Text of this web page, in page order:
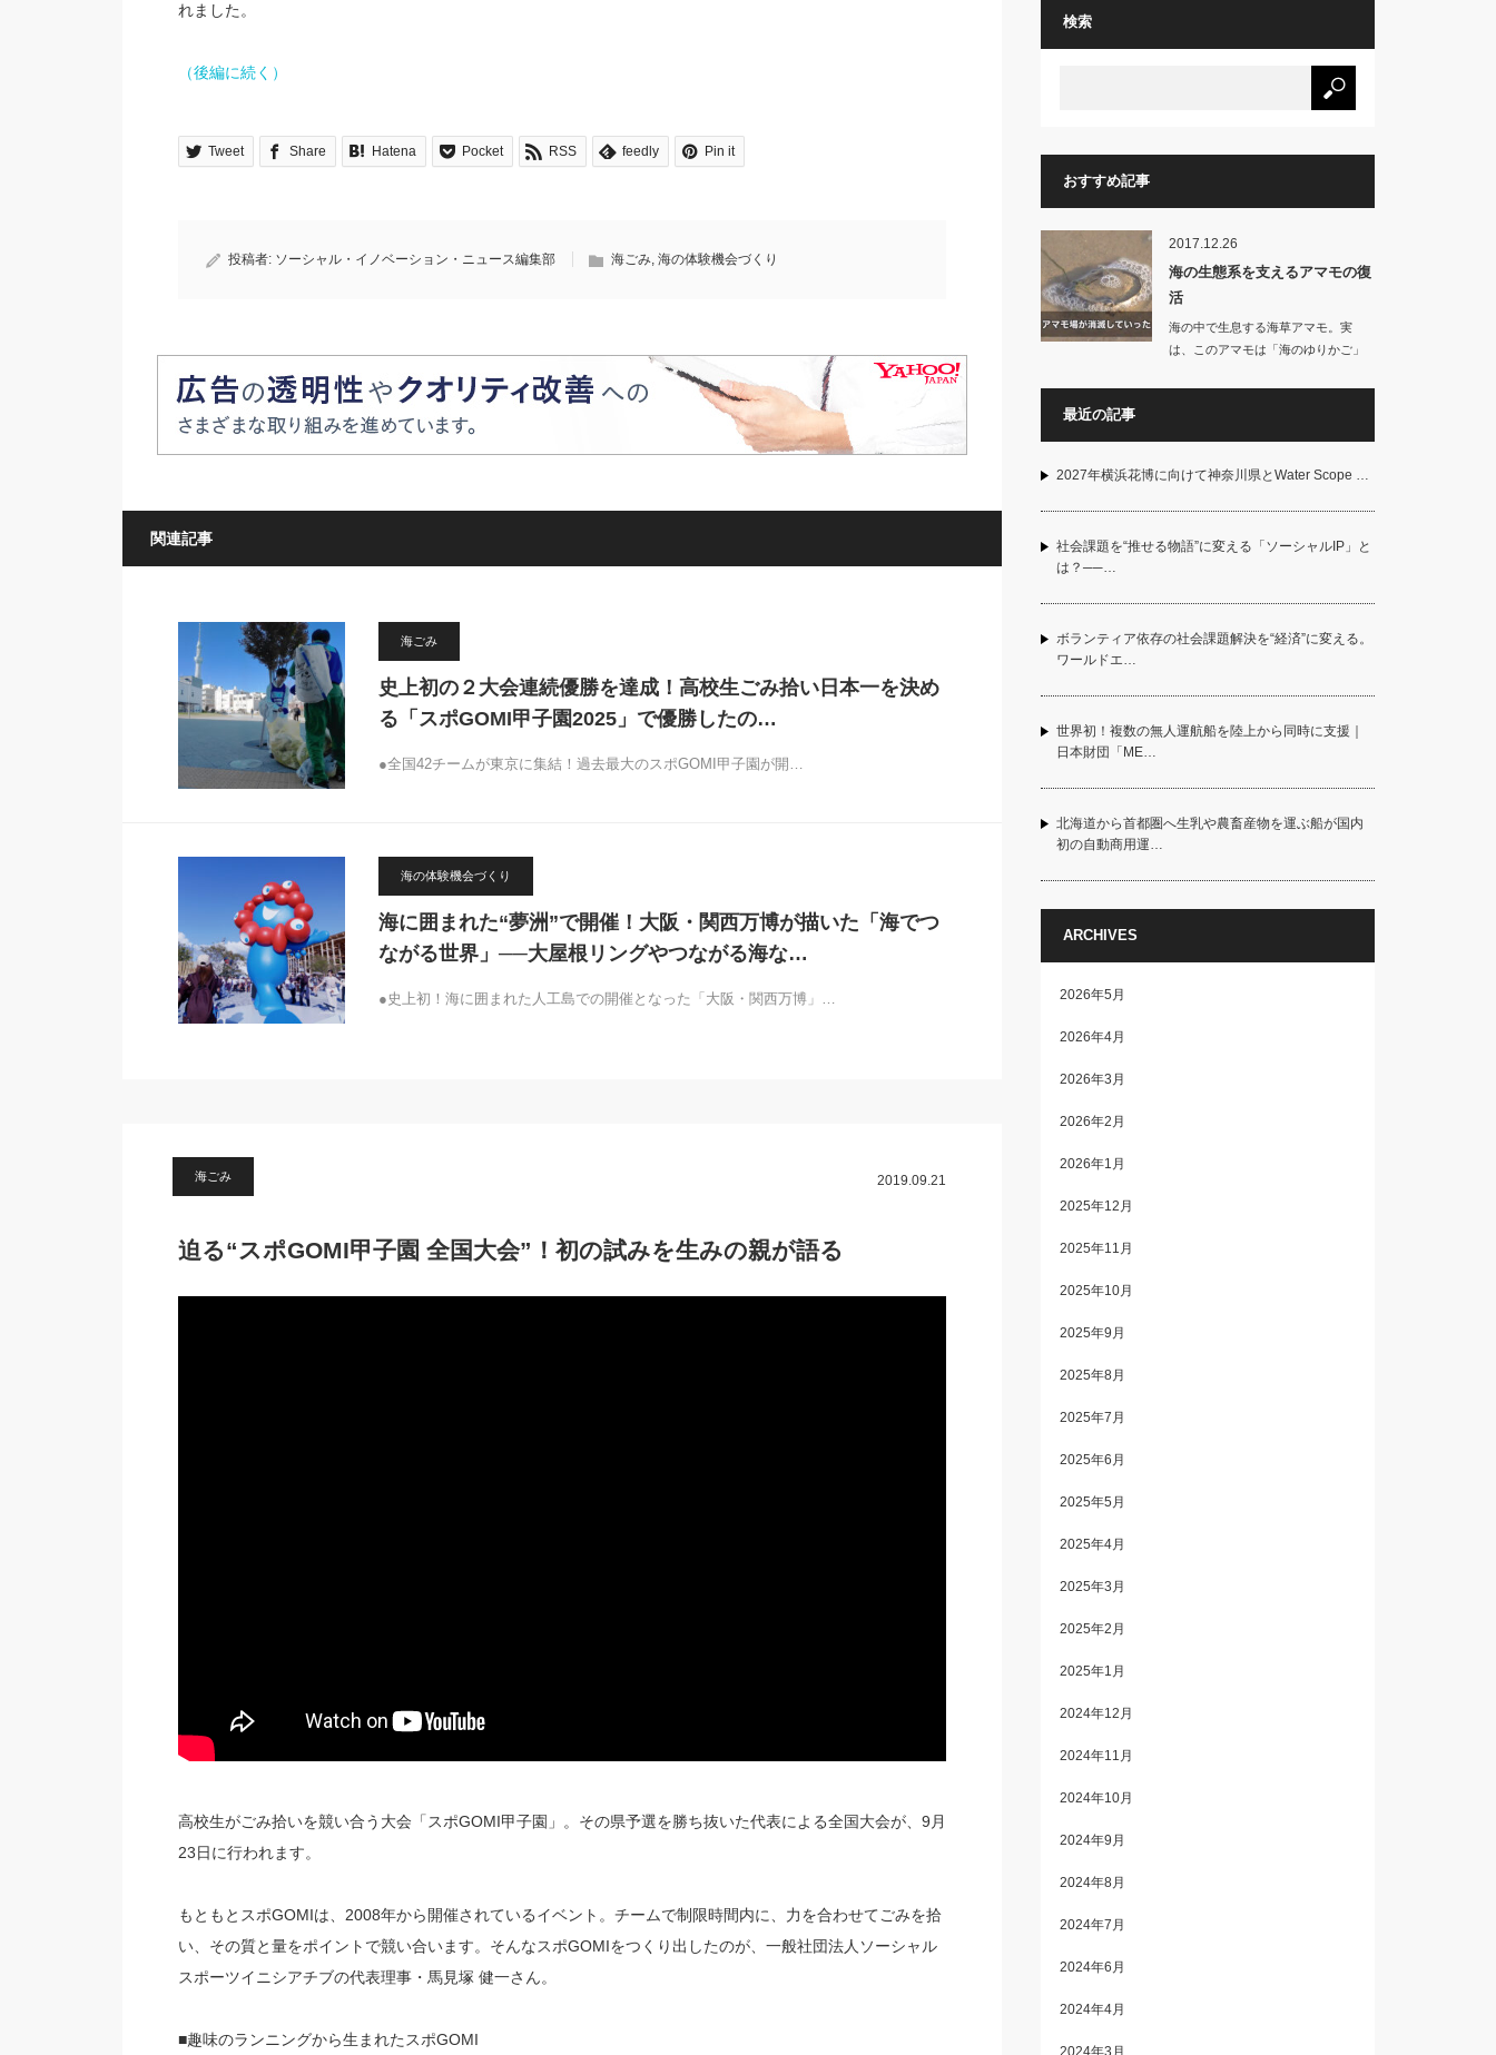
れました。
（後編に続く）
Tweet Share Hatena Pocket RSS feedly Pin it
投稿者: ソーシャル・イノベーション・ニュース編集部 海ごみ, 海の体験機会づくり
関連記事
海ごみ
史上初の２大会連続優勝を達成！高校生ごみ拾い日本一を決め
る「スポGOMI甲子園2025」で優勝したの…
●全国42チームが東京に集結！過去最大のスポGOMI甲子園が開…
海の体験機会づくり
海に囲まれた“夢洲”で開催！大阪・関西万博が描いた「海でつ
ながる世界」──大屋根リングやつながる海な…
●史上初！海に囲まれた人工島での開催となった「大阪・関西万博」…
海ごみ 2019.09.21
迫る“スポGOMI甲子園 全国大会”！初の試みを生みの親が語る
高校生がごみ拾いを競い合う大会「スポGOMI甲子園」。その県予選を勝ち抜いた代表による全国大会が、9月
23日に行われます。
もともとスポGOMIは、2008年から開催されているイベント。チームで制限時間内に、力を合わせてごみを拾
い、その質と量をポイントで競い合います。そんなスポGOMIをつくり出したのが、一般社団法人ソーシャル
スポーツイニシアチブの代表理事・馬見塚 健一さん。
■趣味のランニングから生まれたスポGOMI
検索
おすすめ記事
2017.12.26
海の生態系を支えるアマモの復
活
海の中で生息する海草アマモ。実
は、このアマモは「海のゆりかご」
最近の記事
2027年横浜花博に向けて神奈川県とWater Scope …
社会課題を“推せる物語”に変える「ソーシャルIP」と
は？──…
ボランティア依存の社会課題解決を“経済”に変える。
ワールドエ…
世界初！複数の無人運航船を陸上から同時に支援｜
日本財団「ME…
北海道から首都圏へ生乳や農畜産物を運ぶ船が国内
初の自動商用運…
ARCHIVES
2026年5月
2026年4月
2026年3月
2026年2月
2026年1月
2025年12月
2025年11月
2025年10月
2025年9月
2025年8月
2025年7月
2025年6月
2025年5月
2025年4月
2025年3月
2025年2月
2025年1月
2024年12月
2024年11月
2024年10月
2024年9月
2024年8月
2024年7月
2024年6月
2024年4月
2024年3月